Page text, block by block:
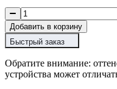
Добавить в корзину
Быстрый заказ
Обратите внимание:
устройства может